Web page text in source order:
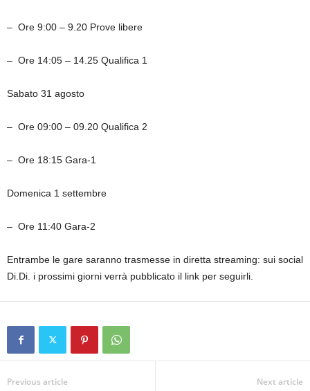
– Ore 9:00 – 9.20 Prove libere
– Ore 14:05 – 14.25 Qualifica 1
Sabato 31 agosto
– Ore 09:00 – 09.20 Qualifica 2
– Ore 18:15 Gara-1
Domenica 1 settembre
– Ore 11:40 Gara-2
Entrambe le gare saranno trasmesse in diretta streaming: sui social
Di.Di. i prossimi giorni verrà pubblicato il link per seguirli.
Previous article Next article